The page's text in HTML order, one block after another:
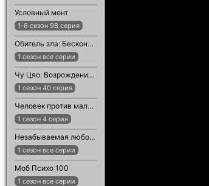
Условный мент
1-6 сезон 98 серия
Обитель зла: Бесконечная тьма
1 сезон все серии
Чу Цяо: Возрождение из Ледяного озера
1 сезон 40 серия
Человек против малыша
1 сезон 4 серия
Незабываемая любовь / Возлюбленный незнакомец
1 сезон все серии
Моб Психо 100
1 сезон все серии